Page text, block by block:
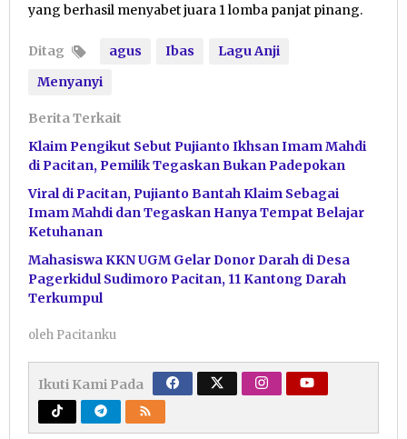
yang berhasil menyabet juara 1 lomba panjat pinang.
Ditag agus Ibas
Lagu Anji
Menyanyi
Berita Terkait
Klaim Pengikut Sebut Pujianto Ikhsan Imam Mahdi
di Pacitan, Pemilik Tegaskan Bukan Padepokan
Viral di Pacitan, Pujianto Bantah Klaim Sebagai
Imam Mahdi dan Tegaskan Hanya Tempat Belajar
Ketuhanan
Mahasiswa KKN UGM Gelar Donor Darah di Desa
Pagerkidul Sudimoro Pacitan, 11 Kantong Darah
Terkumpul
oleh Pacitanku
Ikuti Kami Pada